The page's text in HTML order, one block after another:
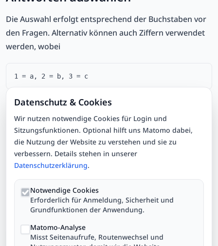
Die Auswahl erfolgt entsprechend der Buchstaben vor
den Fragen. Alternativ können auch Ziffern verwendet
werden, wobei
1 = a, 2 = b, 3 = c
etc. entspricht.
Antworten überprüfen
Die Enter- bzw. Returntaste ist mit der gleichen
Funktion wie der "Weiter" Button belegt.
Zuletzt aktualisiert:02.05.2026
Hilfe-Navigation
Datenschutz & Cookies
Wir nutzen notwendige Cookies für Login und
Sitzungsfunktionen. Optional hilft uns Matomo dabei,
die Nutzung der Website zu verstehen und sie zu
verbessern. Details stehen in unserer
Datenschutzerklärung.
Notwendige Cookies
Erforderlich für Anmeldung, Sicherheit und
Grundfunktionen der Anwendung.
Matomo-Analyse
Misst Seitenaufrufe, Routenwechsel und